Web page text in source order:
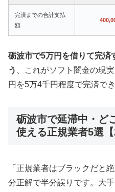
完済までの合計支払
額
砺波市で5万円を借りて完済
う
、これがソフト闇金の現
円を5万4千円程度で完済でき
砺波市で延滞中・ど
使える正規業者5選【
「正規業者はブラックだと
分正解で半分誤りです。大